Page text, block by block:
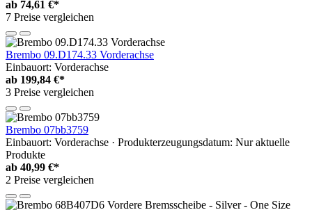
ab 74,61 €*
7 Preise vergleichen
Brembo 09.D174.33 Vorderachse
Einbauort: Vorderachse
ab 199,84 €*
3 Preise vergleichen
Brembo 07bb3759
Einbauort: Vorderachse · Produkterzeugungsdatum: Nur aktuelle
Produkte
ab 40,99 €*
2 Preise vergleichen